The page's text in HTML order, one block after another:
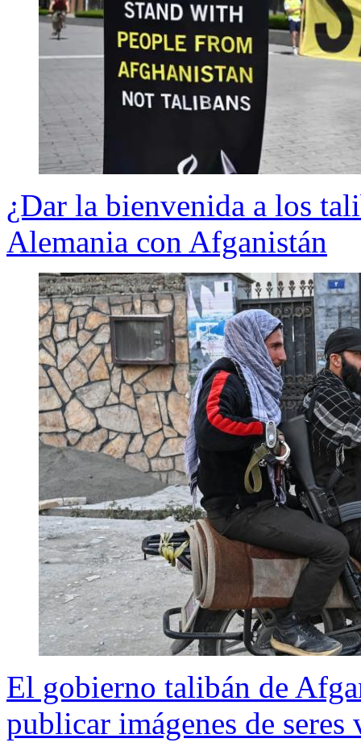
¿Dar la bienvenida a los
Alemania con Afganistán
El gobierno talibán de
publicar imágenes de seres